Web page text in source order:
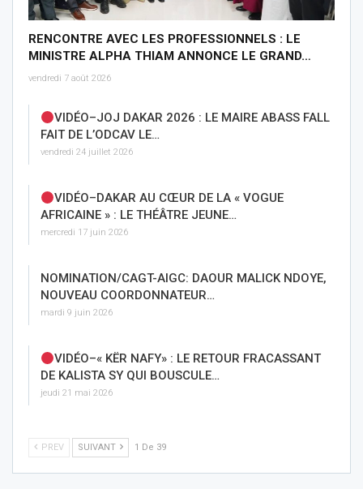
RENCONTRE AVEC LES PROFESSIONNELS : LE
MINISTRE ALPHA THIAM ANNONCE LE GRAND…
vendredi 7 août 2026
VIDÉO–JOJ DAKAR 2026 : LE MAIRE ABASS FALL
FAIT DE L’ODCAV LE…
vendredi 24 juillet 2026
VIDÉO–DAKAR AU CŒUR DE LA « VOGUE
AFRICAINE » : LE THÉÂTRE JEUNE…
mercredi 17 juin 2026
NOMINATION/CAGT-AIGC: DAOUR MALICK NDOYE,
NOUVEAU COORDONNATEUR…
mardi 9 juin 2026
VIDÉO–« KËR NAFY» : LE RETOUR FRACASSANT
DE KALISTA SY QUI BOUSCULE…
jeudi 21 mai 2026
PREV SUIVANT 1 De 39